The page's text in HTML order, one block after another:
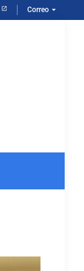
Correo arrow_drop_down